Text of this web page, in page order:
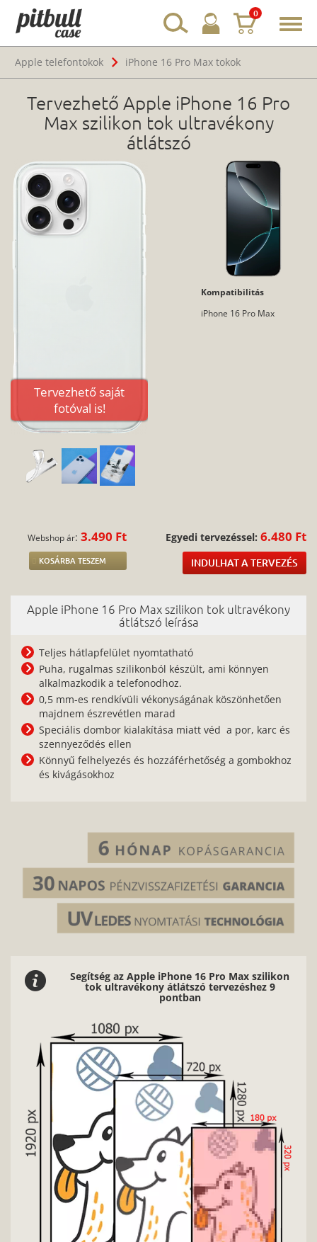
0
Apple telefontokok
iPhone 16 Pro Max tokok
Tervezhető Apple iPhone 16 Pro
Max szilikon tok ultravékony
átlátszó
Tervezhető saját
fotóval is!
Kompatibilitás
iPhone 16 Pro Max
Webshop ár:3.490 Ft
KOSÁRBA TESZEM
Egyedi tervezéssel: 6.480 Ft
INDULHAT A TERVEZÉS
Apple iPhone 16 Pro Max szilikon tok ultravékony
átlátszó leírása
Teljes hátlapfelület nyomtatható
Puha, rugalmas szilikonból készült, ami könnyen
alkalmazkodik a telefonodhoz.
0,5 mm-es rendkívüli vékonyságának köszönhetően
majdnem észrevétlen marad
Speciális dombor kialakítása miatt véd a por, karc és
szennyeződés ellen
Könnyű felhelyezés és hozzáférhetőség a gombokhoz
és kivágásokhoz
Segítség az Apple iPhone 16 Pro Max szilikon
tok ultravékony átlátszó tervezéshez 9
pontban